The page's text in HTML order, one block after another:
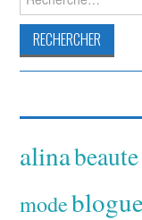
alinabeaute
mode